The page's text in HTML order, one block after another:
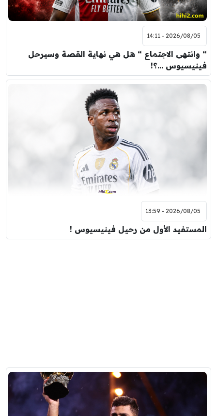
2026/08/05 - 14:11
“ وانتهى الاجتماع “ هل هي نهاية القصة وسيرحل
فينيسيوس …؟!
2026/08/05 - 13:59
المستفيد الأول من رحيل فينيسيوس !